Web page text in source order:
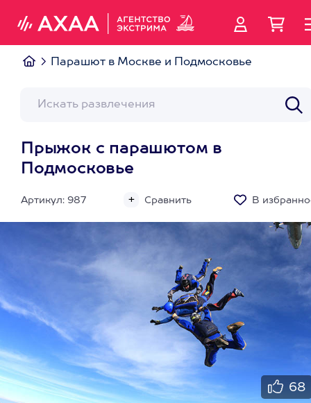
Парашют в Москве и Подмосковье
Прыжок с парашютом в
Подмосковье
Артикул: 987 Сравнить В
68